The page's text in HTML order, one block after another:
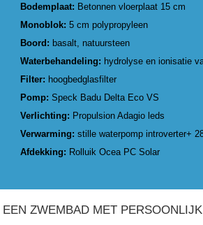
Bodemplaat: Betonnen vloerplaat 15 cm
Monoblok:5 cm polypropyleen
Boord: basalt, natuursteen
Waterbehandeling: hydrolyse en ionisatie
Filter: hoogbedglasfilter
Pomp:Speck Badu Delta Eco VS
Verlichting: Propulsion Adagio leds
Verwarming:stille waterpomp introverter+
Afdekking: Rolluik Ocea PC Solar
EEN ZWEMBAD MET